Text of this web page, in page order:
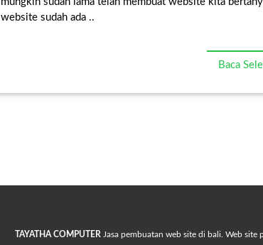
website sudah ada ..
Baca
TAYATHA COMPUTER Jasa pembuatan web site di bali. Web site